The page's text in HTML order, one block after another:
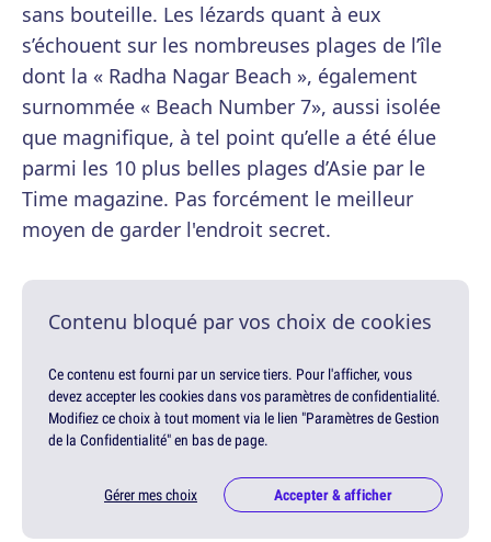
sans bouteille. Les lézards quant à eux
s’échouent sur les nombreuses plages de l’île
dont la « Radha Nagar Beach », également
surnommée « Beach Number 7», aussi isolée
que magnifique, à tel point qu’elle a été élue
parmi les 10 plus belles plages d’Asie par le
Time magazine. Pas forcément le meilleur
moyen de garder l'endroit secret.
Contenu bloqué par vos choix de cookies
Ce contenu est fourni par un service tiers. Pour l'afficher, vous
devez accepter les cookies dans vos paramètres de confidentialité.
Modifiez ce choix à tout moment via le lien "Paramètres de Gestion
de la Confidentialité" en bas de page.
Gérer mes choix Accepter & afficher